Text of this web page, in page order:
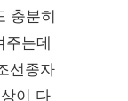
충분히
주는데
선종자
이 다